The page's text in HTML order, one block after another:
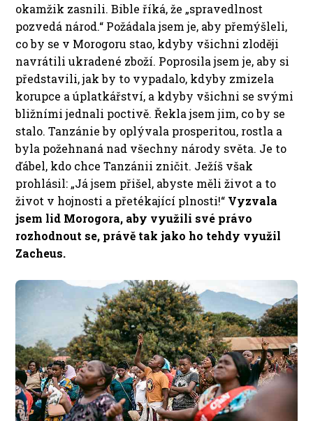
okamžik zasnili. Bible říká, že „spravedlnost
pozvedá národ.“ Požádala jsem je, aby přemýšleli,
co by se v Morogoru stao, kdyby všichni zloději
navrátili ukradené zboží. Poprosila jsem je, aby si
představili, jak by to vypadalo, kdyby zmizela
korupce a úplatkářství, a kdyby všichni se svými
bližními jednali poctivě. Řekla jsem jim, co by se
stalo. Tanzánie by oplývala prosperitou, rostla a
byla požehnaná nad všechny národy světa. Je to
ďábel, kdo chce Tanzánii zničit. Ježíš však
prohlásil: „Já jsem přišel, abyste měli život a to
život v hojnosti a přetékající plnosti!“ Vyzvala
jsem lid Morogora, aby využili své právo
rozhodnout se, právě tak jako ho tehdy využil
Zacheus.